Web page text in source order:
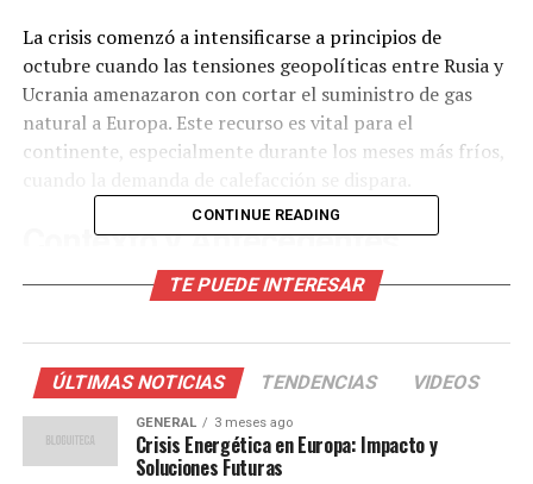
La crisis comenzó a intensificarse a principios de
octubre cuando las tensiones geopolíticas entre Rusia y
Ucrania amenazaron con cortar el suministro de gas
natural a Europa. Este recurso es vital para el
continente, especialmente durante los meses más fríos,
Contexto y Antecedentes
Históricamente, Europa ha dependido en gran medida
el 40% de sus importaciones de gas. Esta dependencia ha
sido motivo de preocupación durante años, pero las
tensiones recientes han puesto de manifiesto la
vulnerabilidad del continente.
CONTINUE READING
TE PUEDE INTERESAR
ÚLTIMAS NOTICIAS TENDENCIAS VIDEOS
GENERAL 3 meses ago
Crisis Energética en Europa: Impacto y
Soluciones Futuras